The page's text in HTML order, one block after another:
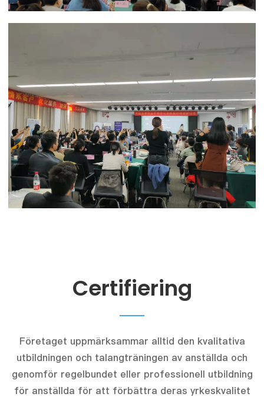
Certifiering
Företaget uppmärksammar alltid den kvalitativa
utbildningen och talangträningen av anställda och
genomför regelbundet eller professionell utbildning
för anställda för att förbättra deras yrkeskvalitet